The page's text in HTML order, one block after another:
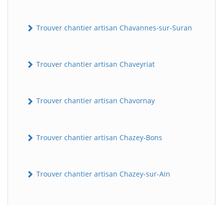
Trouver chantier artisan Chavannes-sur-Suran
Trouver chantier artisan Chaveyriat
Trouver chantier artisan Chavornay
Trouver chantier artisan Chazey-Bons
Trouver chantier artisan Chazey-sur-Ain